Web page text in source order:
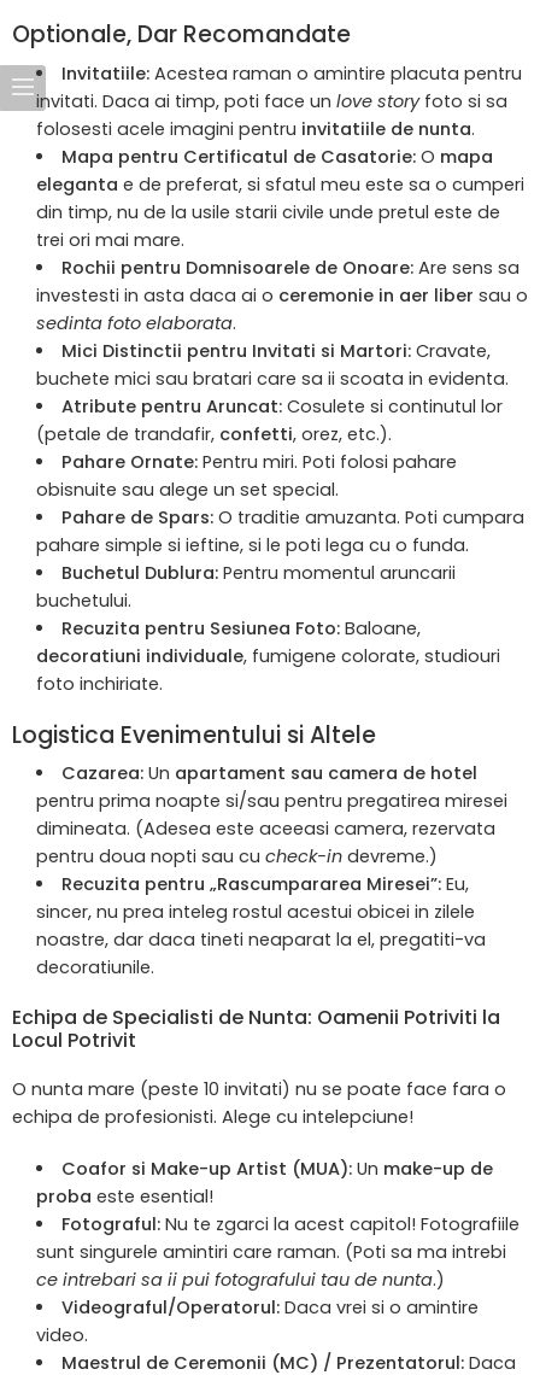
Optionale, Dar Recomandate
Invitatiile:Acestea raman o amintire placuta pentru
invitati. Daca ai timp, poti face un love storyfoto si sa
folosesti acele imagini pentru invitatiile de nunta.
Mapa pentru Certificatul de Casatorie:O mapa
eleganta e de preferat, si sfatul meu este sa o cumperi
din timp, nu de la usile starii civile unde pretul este de
trei ori mai mare.
Rochii pentru Domnisoarele de Onoare:Are sens sa
investesti in asta daca ai o ceremonie in aer liber sau o
sedinta foto elaborata.
Mici Distinctii pentru Invitati si Martori:Cravate,
buchete mici sau bratari care sa ii scoata in evidenta.
Atribute pentru Aruncat:Cosulete si continutul lor
(petale de trandafir, confetti, orez, etc.).
Pahare Ornate:Pentru miri. Poti folosi pahare
obisnuite sau alege un set special.
Pahare de Spars:O traditie amuzanta. Poti cumpara
pahare simple si ieftine, si le poti lega cu o funda.
Buchetul Dublura:Pentru momentul aruncarii
buchetului.
Recuzita pentru Sesiunea Foto:Baloane,
decoratiuni individuale, fumigene colorate, studiouri
foto inchiriate.
Logistica Evenimentului si Altele
Cazarea:Un apartament sau camera de hotel
pentru prima noapte si/sau pentru pregatirea miresei
dimineata. (Adesea este aceeasi camera, rezervata
pentru doua nopti sau cu check-in devreme.)
Recuzita pentru „Rascumpararea Miresei”:Eu,
sincer, nu prea inteleg rostul acestui obicei in zilele
noastre, dar daca tineti neaparat la el, pregatiti-va
decoratiunile.
Echipa de Specialisti de Nunta: Oamenii Potriviti la
Locul Potrivit
O nunta mare (peste 10 invitati) nu se poate face fara o
echipa de profesionisti. Alege cu intelepciune!
Coafor si Make-up Artist (MUA):Un make-up de
proba este esential!
Fotograful:Nu te zgarci la acest capitol! Fotografiile
sunt singurele amintiri care raman. (Poti sa ma intrebi
ce intrebari sa ii pui fotografului tau de nunta.)
Videograful/Operatorul:Daca vrei si o amintire
video.
Maestrul de Ceremonii (MC) / Prezentatorul:Daca